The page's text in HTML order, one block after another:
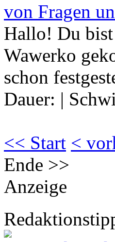
von Fragen
Hallo! Du bist
Wawerko
schon
Dauer: |
<< Start <
Ende >>
Anzeige